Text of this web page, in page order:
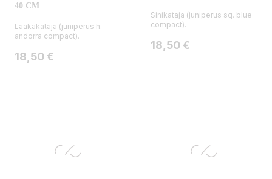
40 CM
Laakakataja (juniperus h.
andorra compact).
Hinta
18,50 €
Sinikataja (juniperus sq. blue
compact).
Hinta
18,50 €